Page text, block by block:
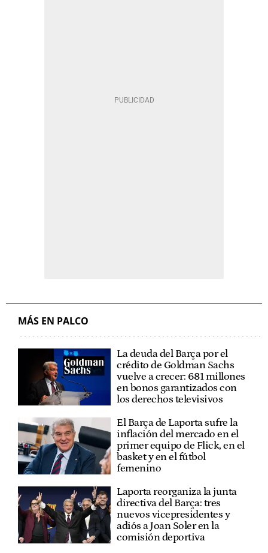
MÁS EN PALCO
La deuda del Barça por el
crédito de Goldman Sachs
vuelve a crecer: 681 millones
en bonos garantizados con
los derechos televisivos
El Barça de Laporta sufre la
inflación del mercado en el
primer equipo de Flick, en el
basket y en el fútbol
femenino
Laporta reorganiza la junta
directiva del Barça: tres
nuevos vicepresidentes y
adiós a Joan Soler en la
comisión deportiva